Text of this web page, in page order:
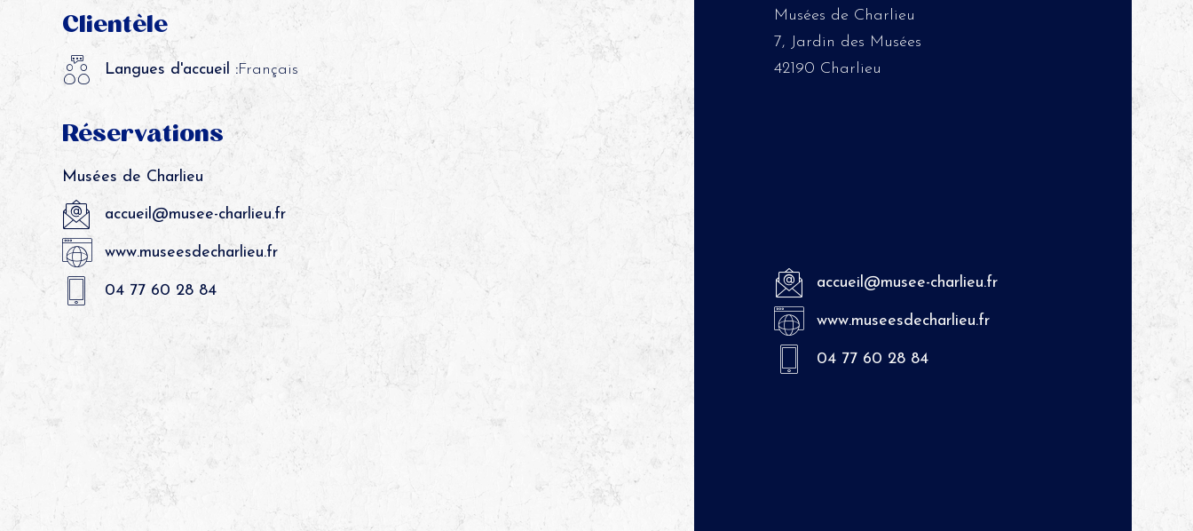
Clientèle
Langues d'accueil :Français
Réservations
Musées de Charlieu
accueil@musee-charlieu.fr
www.museesdecharlieu.fr
04 77 60 28 84
Musées de Charlieu
7, Jardin des Musées
42190 Charlieu
accueil@musee-charlieu.fr
www.museesdecharlieu.fr
04 77 60 28 84